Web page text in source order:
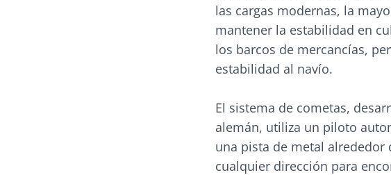
las cargas modernas, la
mantener la estabilidad en
los barcos de mercancías,
estabilidad al navío.
El sistema de cometas,
alemán, utiliza un piloto
una pista de metal alrededor
cualquier dirección para